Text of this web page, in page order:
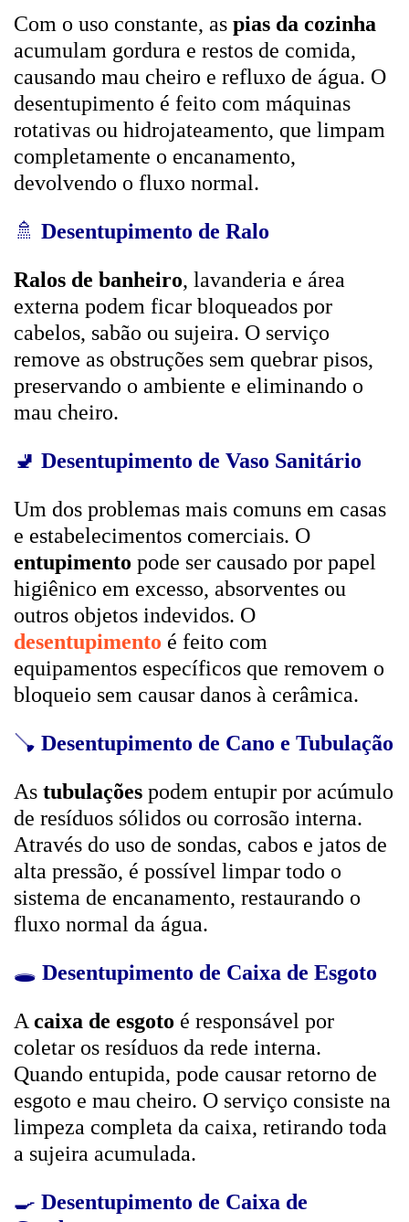
Com o uso constante, as pias da cozinha
acumulam gordura e restos de comida,
causando mau cheiro e refluxo de água. O
desentupimento é feito com máquinas
rotativas ou hidrojateamento, que limpam
completamente o encanamento,
devolvendo o fluxo normal.
🚿 Desentupimento de Ralo
Ralos de banheiro, lavanderia e área
externa podem ficar bloqueados por
cabelos, sabão ou sujeira. O serviço
remove as obstruções sem quebrar pisos,
preservando o ambiente e eliminando o
mau cheiro.
🚽 Desentupimento de Vaso Sanitário
Um dos problemas mais comuns em casas
e estabelecimentos comerciais. O
entupimento pode ser causado por papel
higiênico em excesso, absorventes ou
outros objetos indevidos. O
desentupimento é feito com
equipamentos específicos que removem o
bloqueio sem causar danos à cerâmica.
🪠 Desentupimento de Cano e Tubulação
As tubulações podem entupir por acúmulo
de resíduos sólidos ou corrosão interna.
Através do uso de sondas, cabos e jatos de
alta pressão, é possível limpar todo o
sistema de encanamento, restaurando o
fluxo normal da água.
🕳️ Desentupimento de Caixa de Esgoto
A caixa de esgoto é responsável por
coletar os resíduos da rede interna.
Quando entupida, pode causar retorno de
esgoto e mau cheiro. O serviço consiste na
limpeza completa da caixa, retirando toda
a sujeira acumulada.
🍳 Desentupimento de Caixa de